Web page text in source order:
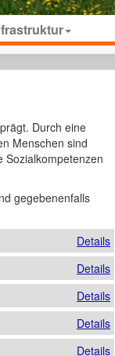
Durch eine
Menschen sind
Sozialkompetenzen
gegebenenfalls
Details
Details
Details
Details
Details